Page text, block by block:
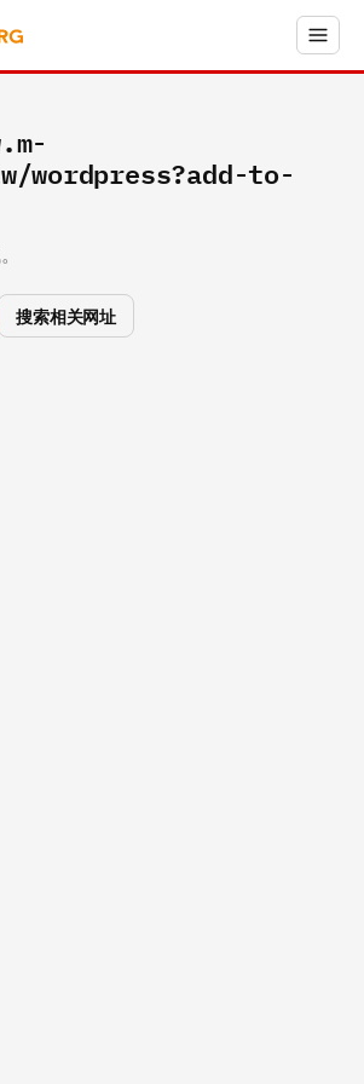
wordpress?add-to-
搜索相关网址